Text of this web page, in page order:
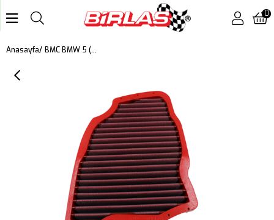
0
Anasayfa BMC BMW 5 (G60), 7 (G70) KUTU İÇİ PERFORMANS HAVA FİLTRESİ FB01178